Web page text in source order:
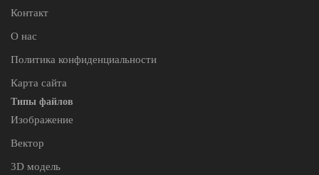
Контакт
О нас
Политика конфиденциальности
Карта сайта
Типы файлов
Изображение
Вектор
3D модель